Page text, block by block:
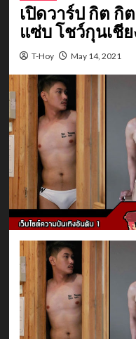
เปิดวาร์ป กิต กิ
แซ่บ โชว์กุนเชี
T-Hoy May 14, 2021